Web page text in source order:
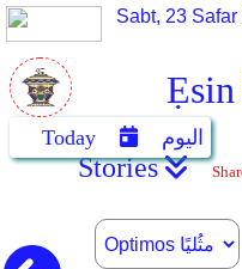
Ẹsin
Sabt, 23 Safar
Today اليوم
Stories